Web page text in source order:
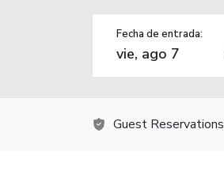
Fecha de entrada:
Guest Reservations